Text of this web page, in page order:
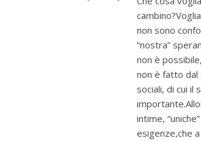
non sono
“nostra”
non è
non è fatto dal
sociali, di cui il
intime,
esigenze,che